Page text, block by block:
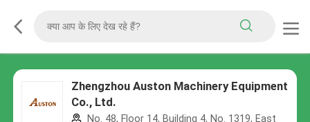
Zhengzhou Auston Machinery Equipment
Co., Ltd.
No. 48, Floor 14, Building 4, No. 1319, East